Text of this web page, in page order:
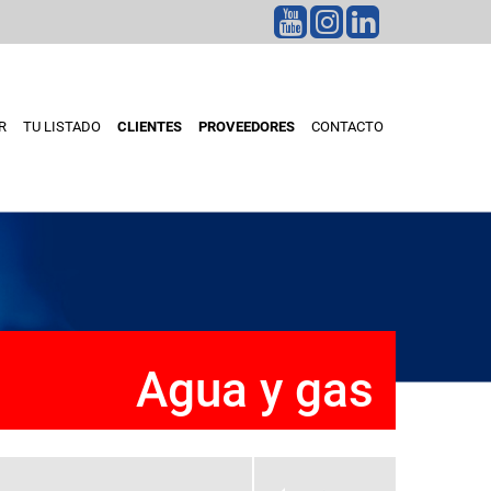
TU LISTADO CLIENTES PROVEEDORES CONTACTO
Agua y gas